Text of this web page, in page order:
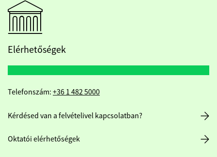
Elérhetőségek
Telefonszám: +36 1 482 5000
Kérdésed van a felvételivel kapcsolatban?
Oktatói elérhetőségek